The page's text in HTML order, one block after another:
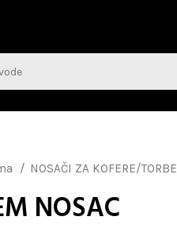
NOSAČI ZA KOFERE/TORBE
NOSAC